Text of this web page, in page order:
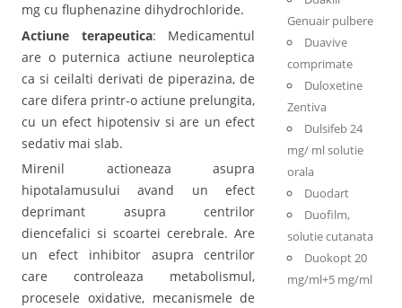
mg cu fluphenazine dihydrochloride.
Actiune terapeutica: Medicamentul
are o puternica actiune neuroleptica
ca si ceilalti derivati de piperazina, de
care difera printr-o actiune prelungita,
cu un efect hipotensiv si are un efect
sedativ mai slab.
Mirenil actioneaza asupra
hipotalamusului avand un efect
deprimant asupra centrilor
diencefalici si scoartei cerebrale. Are
un efect inhibitor asupra centrilor
care controleaza metabolismul,
procesele oxidative, mecanismele de
Genuair pulbere
Duavive
comprimate
Duloxetine
Zentiva
Dulsifeb 24
mg/ ml solutie
orala
Duodart
Duofilm,
solutie cutanata
Duokopt 20
mg/ml+5 mg/ml